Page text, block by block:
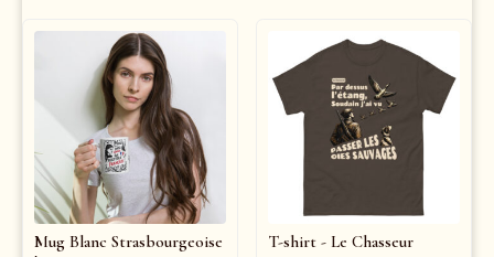
Mug Blanc Strasbourgeoise
T-shirt - Le Chasseur